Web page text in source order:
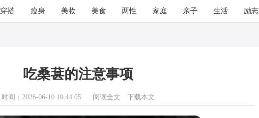
穿搭 瘦身 美妆 美食 两性 家庭 亲子 生活 励志
吃桑葚的注意事项
时间：2026-06-10 10:44:05 阅读全文 下载本文